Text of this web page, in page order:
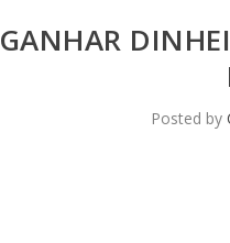
GANHAR
Posted by